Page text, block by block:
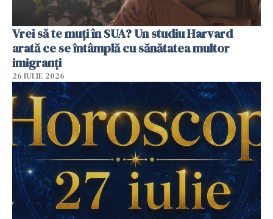
Vrei să te muți în SUA? Un studiu Harvard
arată ce se întâmplă cu sănătatea multor
imigranți
26 IULIE 2026